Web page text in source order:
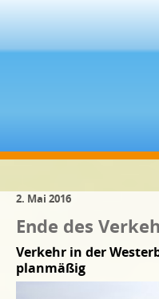
2. Mai 2016
Ende des
Verkehr in der
planmäßig